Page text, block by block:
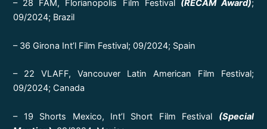
– 28 FAM, Florianopolis Film Festival (RECAM Award);
09/2024; Brazil
– 36 Girona Int’l Film Festival; 09/2024; Spain
– 22 VLAFF, Vancouver Latin American Film Festival;
09/2024; Canada
– 19 Shorts Mexico, Int’l Short Film Festival (Special